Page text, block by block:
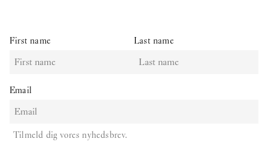
First name Last name
Email
Tilmeld dig vores nyhedsbrev.